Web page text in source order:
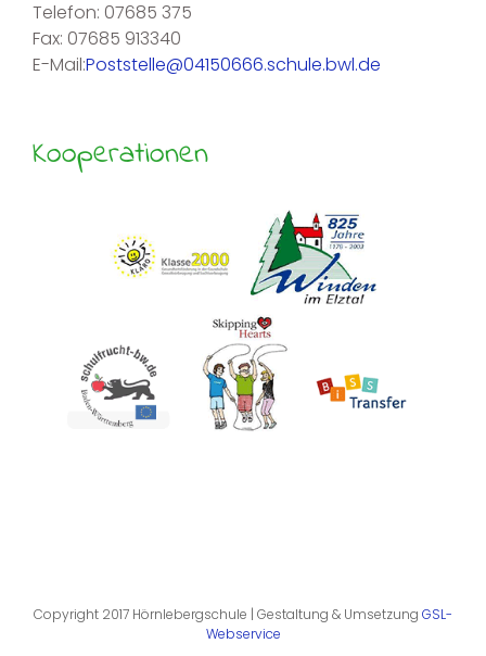
Telefon: 07685 375
Fax: 07685 913340
E-Mail:Poststelle@04150666.schule.bwl.de
Kooperationen
Copyright 2017 Hörnlebergschule | Gestaltung & Umsetzung GSL-
Webservice